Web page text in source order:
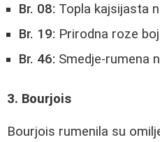
Br. 08: Topla kajsijasta
Br. 19: Prirodna roze
Br. 46: Smedje-rumena
3. Bourjois
Bourjois rumenila su